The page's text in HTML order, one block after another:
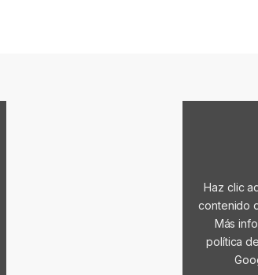
Haz clic
contenido
Más
política